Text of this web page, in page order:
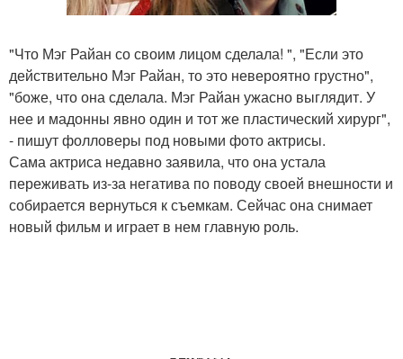
"Что Мэг Райан со своим лицом сделала! ", "Если это
действительно Мэг Райан, то это невероятно грустно",
"боже, что она сделала. Мэг Райан ужасно выглядит. У
нее и мадонны явно один и тот же пластический хирург",
- пишут фолловеры под новыми фото актрисы.
Сама актриса недавно заявила, что она устала
переживать из-за негатива по поводу своей внешности и
собирается вернуться к съемкам. Сейчас она снимает
новый фильм и играет в нем главную роль.